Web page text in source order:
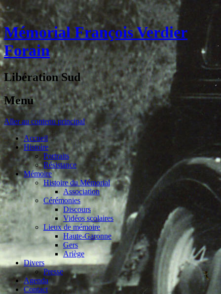
Mémorial François Verdier
Forain
Libération Sud
Menu
Aller au contenu principal
Accueil
Histoire
Portraits
Résistance
Mémoire
Histoire du Mémorial
Association
Cérémonies
Discours
Vidéos scolaires
Lieux de mémoire
Haute-Garonne
Gers
Ariège
Divers
Presse
Agenda
Contact